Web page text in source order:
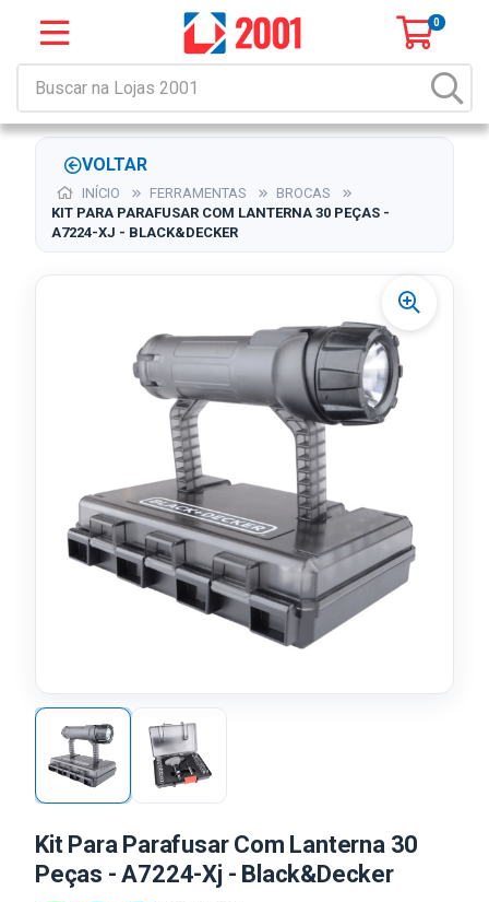
0
VOLTAR
INÍCIO FERRAMENTAS
BROCAS
KIT PARA PARAFUSAR COM LANTERNA 30 PEÇAS -
A7224-XJ - BLACK&DECKER
Kit Para Parafusar Com Lanterna 30
Peças - A7224-Xj - Black&Decker